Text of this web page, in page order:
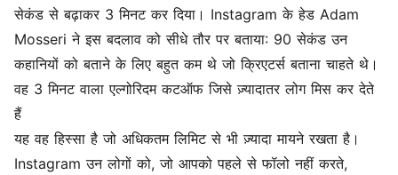
सेकंड से बढ़ाकर 3 मिनट कर दिया। Instagram के हेड Adam
Mosseri ने इस बदलाव को सीधे तौर पर बताया: 90 सेकंड उन
कहानियों को बताने के लिए बहुत कम थे जो क्रिएटर्स बताना चाहते थे।
वह 3 मिनट वाला एल्गोरिदम कटऑफ जिसे ज़्यादातर लोग मिस कर देते
हैं
यह वह हिस्सा है जो अधिकतम लिमिट से भी ज़्यादा मायने रखता है।
Instagram उन लोगों को, जो आपको पहले से फॉलो नहीं करते,